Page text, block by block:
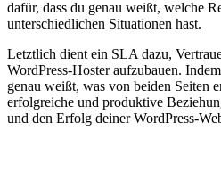
dafür, dass du genau weißt, welche
unterschiedlichen Situationen hast.
Letztlich dient ein SLA dazu,
WordPress-Hoster aufzubauen.
genau weißt, was von beiden Seiten
erfolgreiche und produktive
und den Erfolg deiner WordPress-